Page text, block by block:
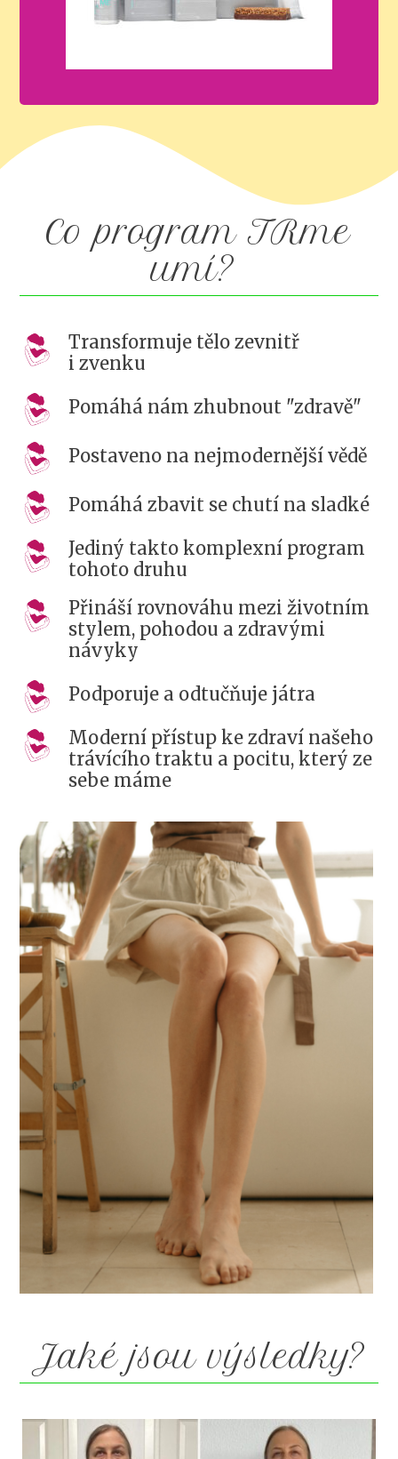
Co program TRme
umí?
Transformuje tělo zevnitř
i zvenku
Pomáhá nám zhubnout "zdravě"
Postaveno na nejmodernější vědě
Pomáhá zbavit se chutí na sladké
Jediný takto komplexní program
tohoto druhu
Přináší rovnováhu mezi životním
stylem, pohodou a zdravými
návyky
Podporuje a odtučňuje játra
Moderní přístup ke zdraví našeho
trávícího traktu a pocitu, který ze
sebe máme
Jaké jsou výsledky?